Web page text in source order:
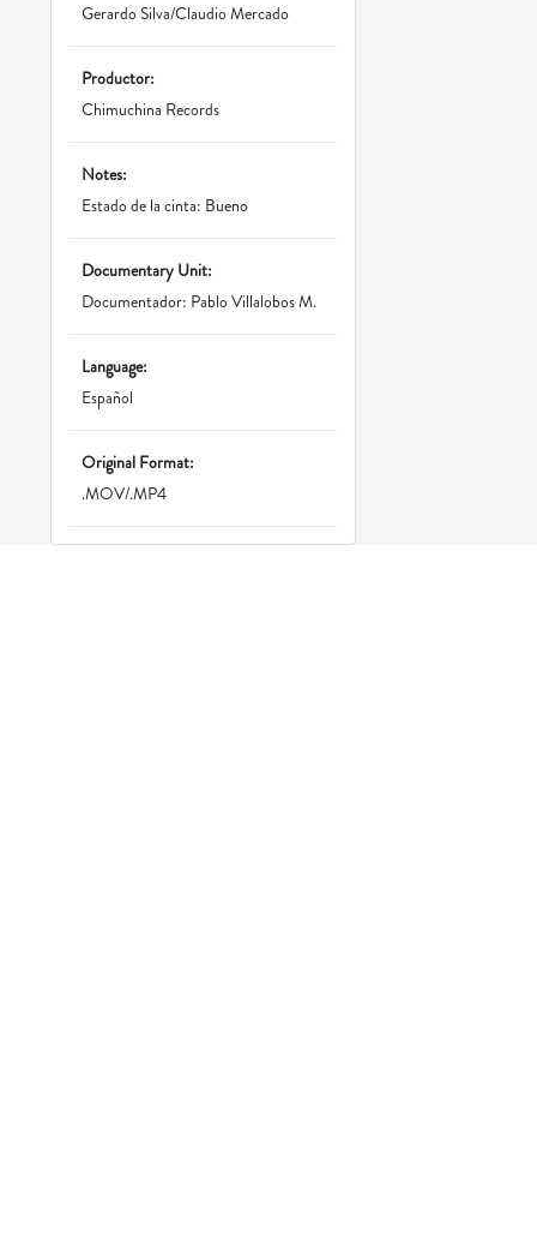
Gerardo Silva/Claudio Mercado
Productor:
Chimuchina Records
Notes:
Estado de la cinta: Bueno
Documentary Unit:
Documentador: Pablo Villalobos M.
Language:
Español
Original Format:
.MOV/.MP4